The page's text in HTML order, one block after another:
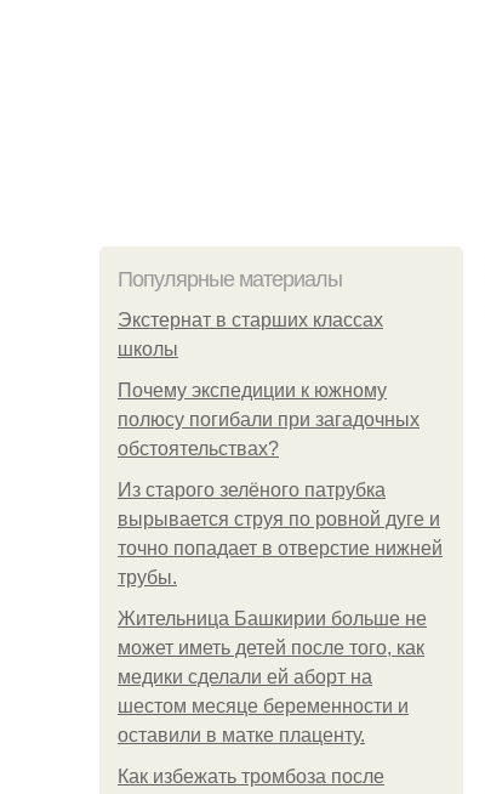
Популярные материалы
Экстернат в старших классах
школы
Почему экспедиции к южному
полюсу погибали при загадочных
обстоятельствах?
Из старого зелёного патрубка
вырывается струя по ровной дуге и
точно попадает в отверстие нижней
трубы.
Жительница Башкирии больше не
может иметь детей после того, как
медики сделали ей аборт на
шестом месяце беременности и
оставили в матке плаценту.
Как избежать тромбоза после